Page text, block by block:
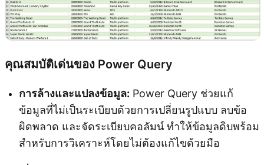
คุณสมบัติเด่นของ Power Query
การล้างและแปลงข้อมูล: Power Query ช่วยแก้
ข้อมูลที่ไม่เป็นระเบียบด้วยการเปลี่ยนรูปแบบ ลบข้อ
ผิดพลาด และจัดระเบียบคอลัมน์ ทำให้ข้อมูลดิบพร้อม
สำหรับการวิเคราะห์โดยไม่ต้องแก้ไขด้วยมือ